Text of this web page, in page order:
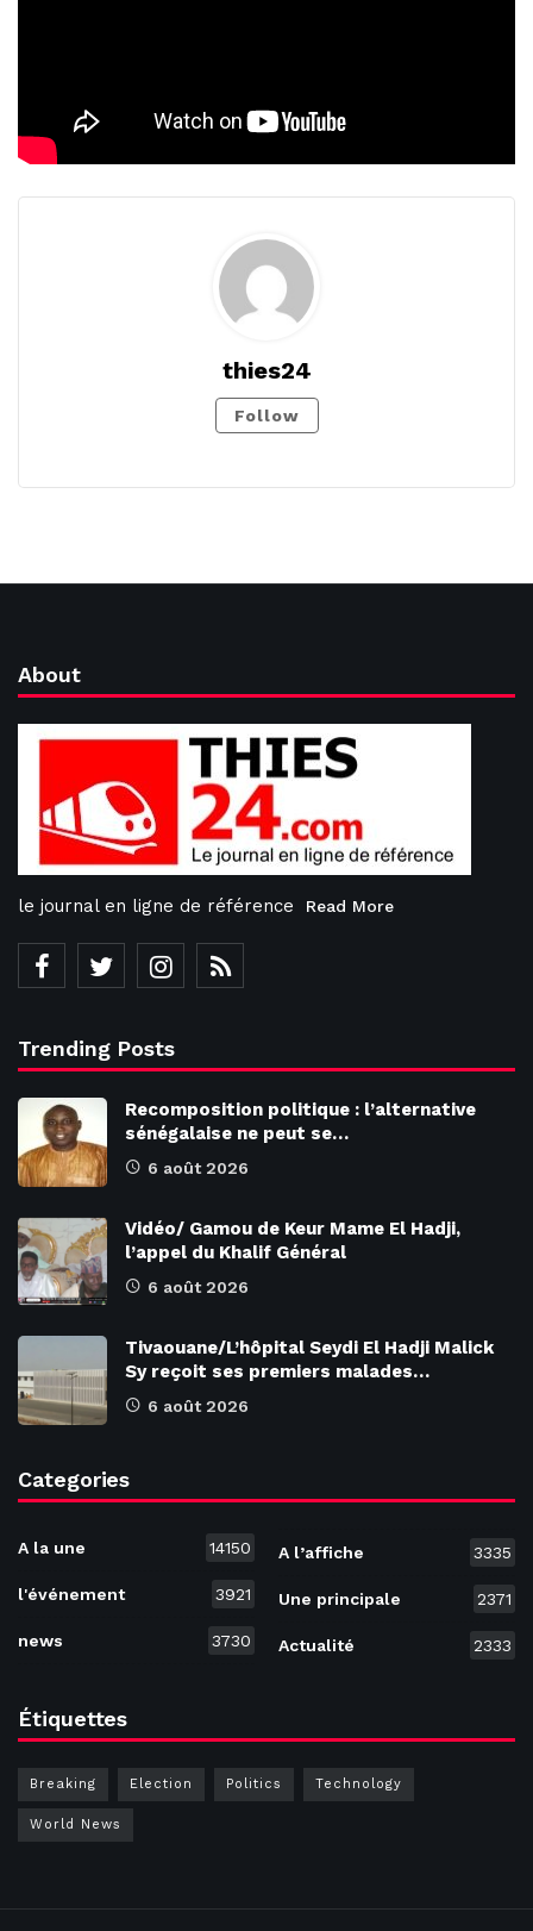
thies24
Follow
About
le journal en ligne de référence Read More
Trending Posts
Recomposition politique : l’alternative
sénégalaise ne peut se…
6 août 2026
Vidéo/ Gamou de Keur Mame El Hadji,
l’appel du Khalif Général
6 août 2026
Tivaouane/L’hôpital Seydi El Hadji Malick
Sy reçoit ses premiers malades…
6 août 2026
Categories
A la une 14150
l'événement 3921
news 3730
A l’affiche 3335
Une principale 2371
Actualité 2333
Étiquettes
Breaking Election Politics Technology
World News